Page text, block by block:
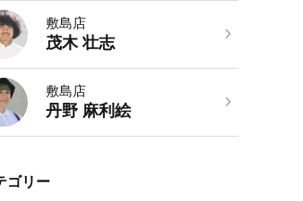
敷島店
茂木 壮志
敷島店
丹野 麻利絵
ゴリー